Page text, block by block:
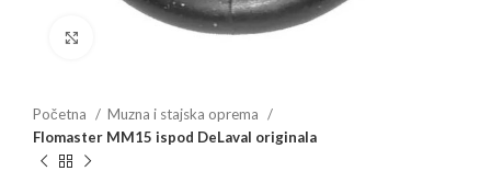
Povećajte sliku
Početna
Muzna i stajska oprema
Flomaster MM15 ispod DeLaval originala